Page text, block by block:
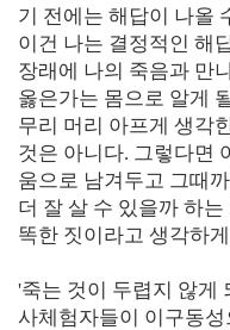
기 전에는 해답이 나올
이건 나는 결정적인 해
장래에 나의 죽음과 만
옳은가는 몸으로 알게
무리 머리 아프게 생각
것은 아니다. 그렇다면
움으로 남겨두고 그때
더 잘 살 수 있을까 하
똑한 짓이라고 생각하
'죽는 것이 두렵지 않게
사체험자들이 이구동